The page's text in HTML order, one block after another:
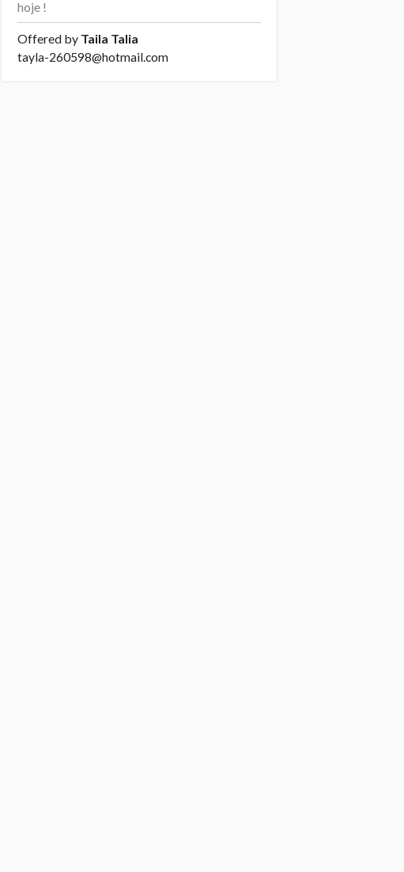
hoje !
Offered by Taila Talia
tayla-260598@hotmail.com